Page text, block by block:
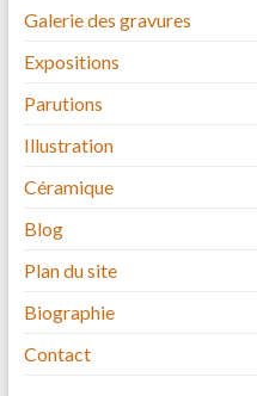
Galerie des gravures
Expositions
Parutions
Illustration
Céramique
Blog
Plan du site
Biographie
Contact